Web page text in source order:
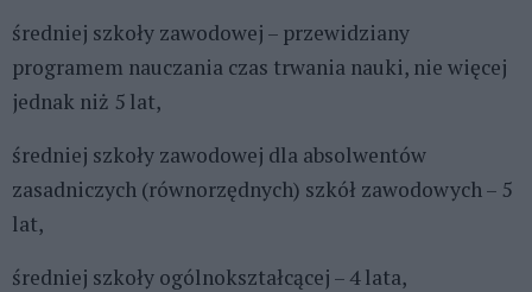
średniej szkoły zawodowej – przewidziany
programem nauczania czas trwania nauki, nie więcej
jednak niż 5 lat,
średniej szkoły zawodowej dla absolwentów
zasadniczych (równorzędnych) szkół zawodowych – 5
lat,
średniej szkoły ogólnokształcącej – 4 lata,